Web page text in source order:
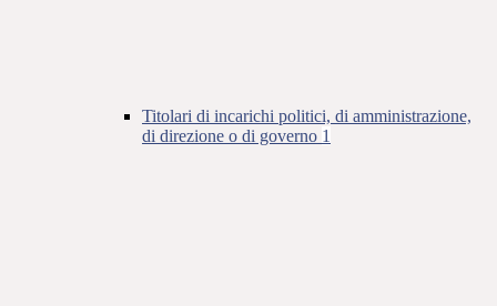
Titolari di incarichi politici, di amministrazione,
di direzione o di governo 1